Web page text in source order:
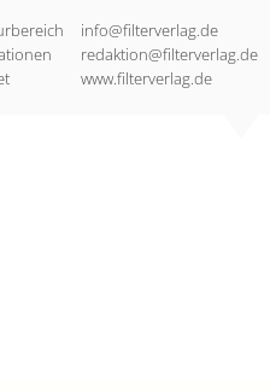
info@filterverlag.de
redaktion@filterverlag.de
www.filterverlag.de